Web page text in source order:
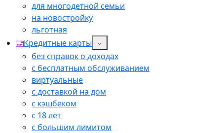
для многодетной семьи
на новостройку
льготная
Кредитные карты
без справок о доходах
с бесплатным обслуживанием
виртуальные
с доставкой на дом
с кэшбеком
с 18 лет
с большим лимитом